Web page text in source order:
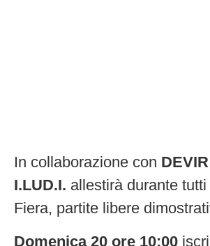
In collaborazione con
I.LUD.I. allestirà durante
Fiera, partite libere
Domenica 20 ore 10:00